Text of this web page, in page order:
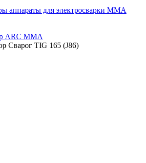
аппараты для электросварки MMA
ARC MMA
Сварог TIG 165 (J86)